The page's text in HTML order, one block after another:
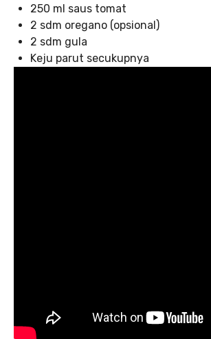
250 ml saus tomat
2 sdm oregano (opsional)
2 sdm gula
Keju parut secukupnya